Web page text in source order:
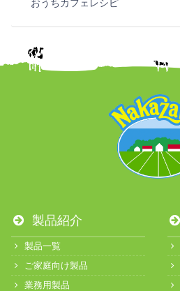
おうちカフェレシピ
製品紹介
製品一覧
ご家庭向け製品
業務用製品